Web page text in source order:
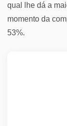
qual lhe dá a
momento da
53%.